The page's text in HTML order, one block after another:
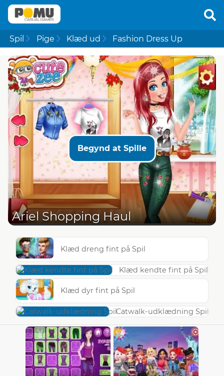
Spil Pige Klæd ud Fashion Dress Up
Begynd at Spille
Ariel Shopping Haul
Klæd dreng fint på Spil
Klæd kendte fint på Spil
Klæd dyr fint på Spil
Catwalk-udklædning Spil